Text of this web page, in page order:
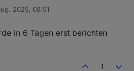
das Objekt 'daysLeft' aus. Eventuell
mein Script neu starten.
2025, 08:51
in 6 Tagen erst berichten
1